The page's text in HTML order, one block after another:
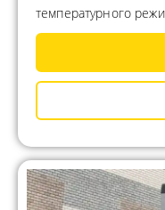
температурного